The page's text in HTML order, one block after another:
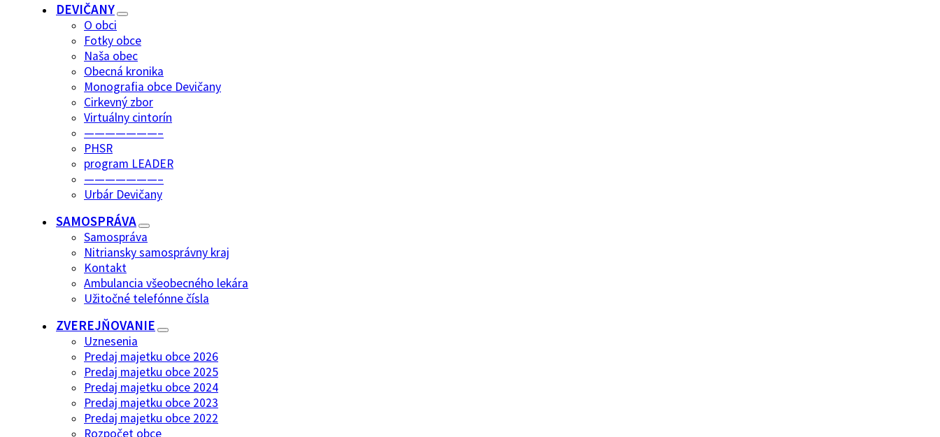
DEVIČANY
O obci
Fotky obce
Naša obec
Obecná kronika
Monografia obce Devičany
Cirkevný zbor
Virtuálny cintorín
———————–
PHSR
program LEADER
———————–
Urbár Devičany
SAMOSPRÁVA
Samospráva
Nitriansky samosprávny kraj
Kontakt
Ambulancia všeobecného lekára
Užitočné telefónne čísla
ZVEREJŇOVANIE
Uznesenia
Predaj majetku obce 2026
Predaj majetku obce 2025
Predaj majetku obce 2024
Predaj majetku obce 2023
Predaj majetku obce 2022
Rozpočet obce